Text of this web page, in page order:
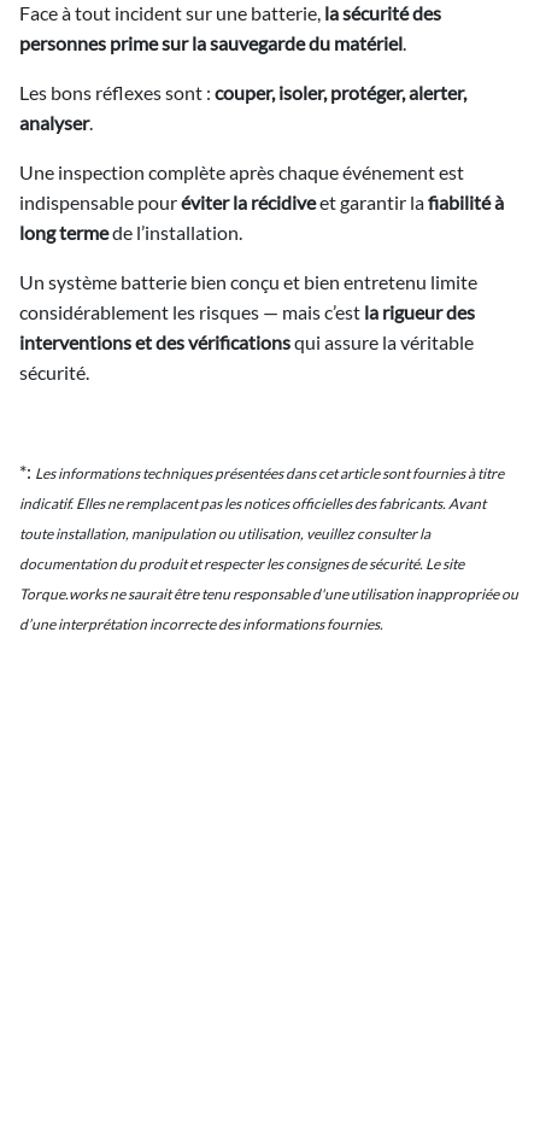
Face à tout incident sur une batterie, la sécurité des
personnes prime sur la sauvegarde du matériel.
Les bons réflexes sont : couper, isoler, protéger, alerter,
analyser.
Une inspection complète après chaque événement est
indispensable pouréviter la récidiveet garantir lafiabilité à
long termede l’installation.
Un système batterie bien conçu et bien entretenu limite
considérablement les risques — mais c’est la rigueur des
interventions et des vérificationsqui assure la véritable
sécurité.
*: Les informations techniques présentées dans cet article sont fournies à titre
indicatif. Elles ne remplacent pas les notices officielles des fabricants. Avant
toute installation, manipulation ou utilisation, veuillez consulter la
documentation du produit et respecter les consignes de sécurité. Le site
Torque.works ne saurait être tenu responsable d'une utilisation inappropriée ou
d’une interprétation incorrecte des informations fournies.